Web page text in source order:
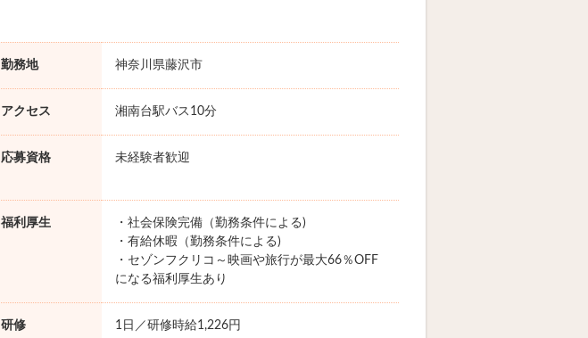
勤務地 神奈川県藤沢市
アクセス 湘南台駅バス10分
応募資格 未経験者歓迎
福利厚生
・社会保険完備（勤務条件による)
・有給休暇（勤務条件による)
・セゾンフクリコ～映画や旅行が最大66％OFF
になる福利厚生あり
研修 1日／研修時給1,226円